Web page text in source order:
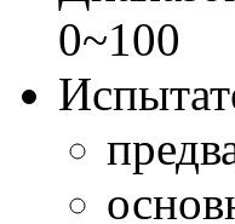
0~100